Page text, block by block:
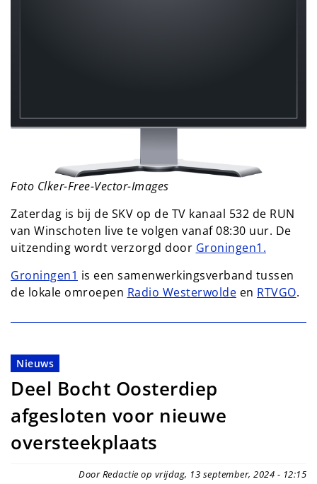
Foto Clker-Free-Vector-Images
Zaterdag is bij de SKV op de TV kanaal 532 de RUN
van Winschoten live te volgen vanaf 08:30 uur. De
uitzending wordt verzorgd door Groningen1.
Groningen1 is een samenwerkingsverband tussen
de lokale omroepen Radio Westerwolde en RTVGO.
Nieuws
Deel Bocht Oosterdiep
afgesloten voor nieuwe
oversteekplaats
Door Redactie op vrijdag, 13 september, 2024 - 12:15